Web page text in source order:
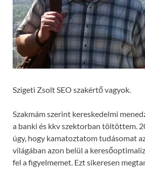
Szigeti Zsolt SEO szakértő vagyok.
Szakmám szerint kereskedelmi
a banki és kkv szektorban töltöttem.
úgy, hogy kamatoztatom tudásomat
világában azon belül a
fel a figyelmemet. Ezt sikeresen